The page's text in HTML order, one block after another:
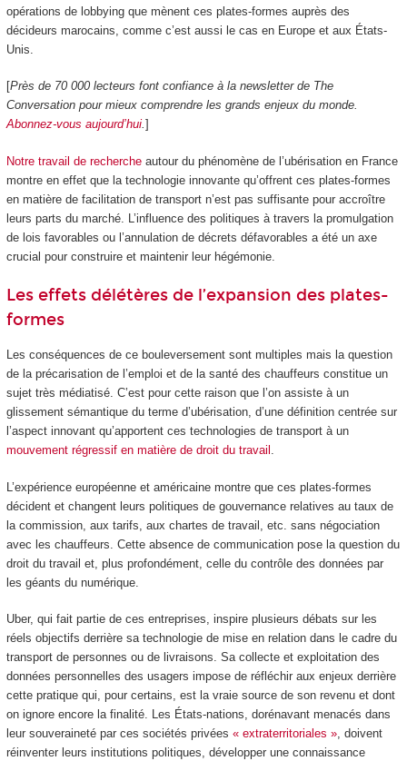
opérations de lobbying que mènent ces plates-formes auprès des
décideurs marocains, comme c’est aussi le cas en Europe et aux États-
Unis.
[Près de 70 000 lecteurs font confiance à la newsletter de The
Conversation pour mieux comprendre les grands enjeux du monde.
Abonnez-vous aujourd’hui.]
Notre travail de rechercheautour du phénomène de l’ubérisation en France
montre en effet que la technologie innovante qu’offrent ces plates-formes
en matière de facilitation de transport n’est pas suffisante pour accroître
leurs parts du marché. L’influence des politiques à travers la promulgation
de lois favorables ou l’annulation de décrets défavorables a été un axe
crucial pour construire et maintenir leur hégémonie.
Les effets délétères de l’expansion des plates-
formes
Les conséquences de ce bouleversement sont multiples mais la question
de la précarisation de l’emploi et de la santé des chauffeurs constitue un
sujet très médiatisé. C’est pour cette raison que l’on assiste à un
glissement sémantique du terme d’ubérisation, d’une définition centrée sur
l’aspect innovant qu’apportent ces technologies de transport à un
mouvement régressif en matière de droit du travail .
L’expérience européenne et américaine montre que ces plates-formes
décident et changent leurs politiques de gouvernance relatives au taux de
la commission, aux tarifs, aux chartes de travail, etc. sans négociation
avec les chauffeurs. Cette absence de communication pose la question du
droit du travail et, plus profondément, celle du contrôle des données par
les géants du numérique.
Uber, qui fait partie de ces entreprises, inspire plusieurs débats sur les
réels objectifs derrière sa technologie de mise en relation dans le cadre du
transport de personnes ou de livraisons. Sa collecte et exploitation des
données personnelles des usagers impose de réfléchir aux enjeux derrière
cette pratique qui, pour certains, est la vraie source de son revenu et dont
on ignore encore la finalité. Les États-nations, dorénavant menacés dans
leur souveraineté par ces sociétés privées « extraterritoriales », doivent
réinventer leurs institutions politiques, développer une connaissance